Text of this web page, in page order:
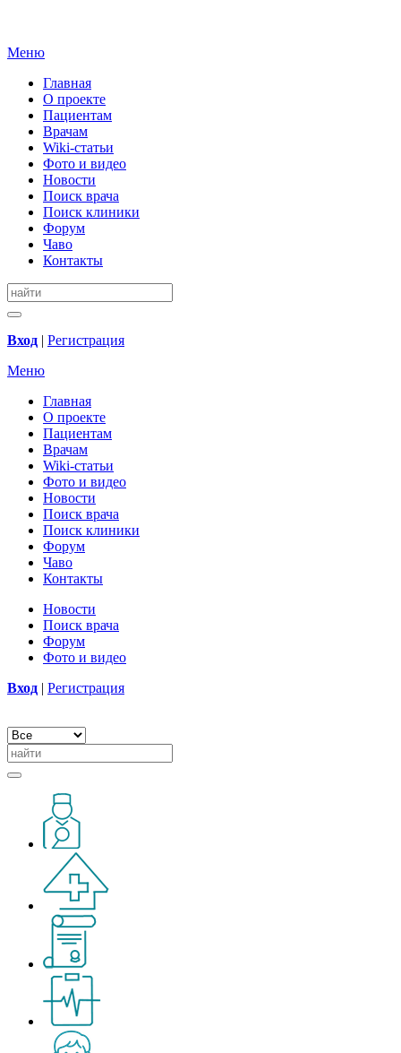
Меню
Главная
О проекте
Пациентам
Врачам
Wiki-статьи
Фото и видео
Новости
Поиск врача
Поиск клиники
Форум
Чаво
Контакты
Вход | Регистрация
Меню
Главная
О проекте
Пациентам
Врачам
Wiki-статьи
Фото и видео
Новости
Поиск врача
Поиск клиники
Форум
Чаво
Контакты
Новости
Поиск врача
Форум
Фото и видео
Вход | Регистрация